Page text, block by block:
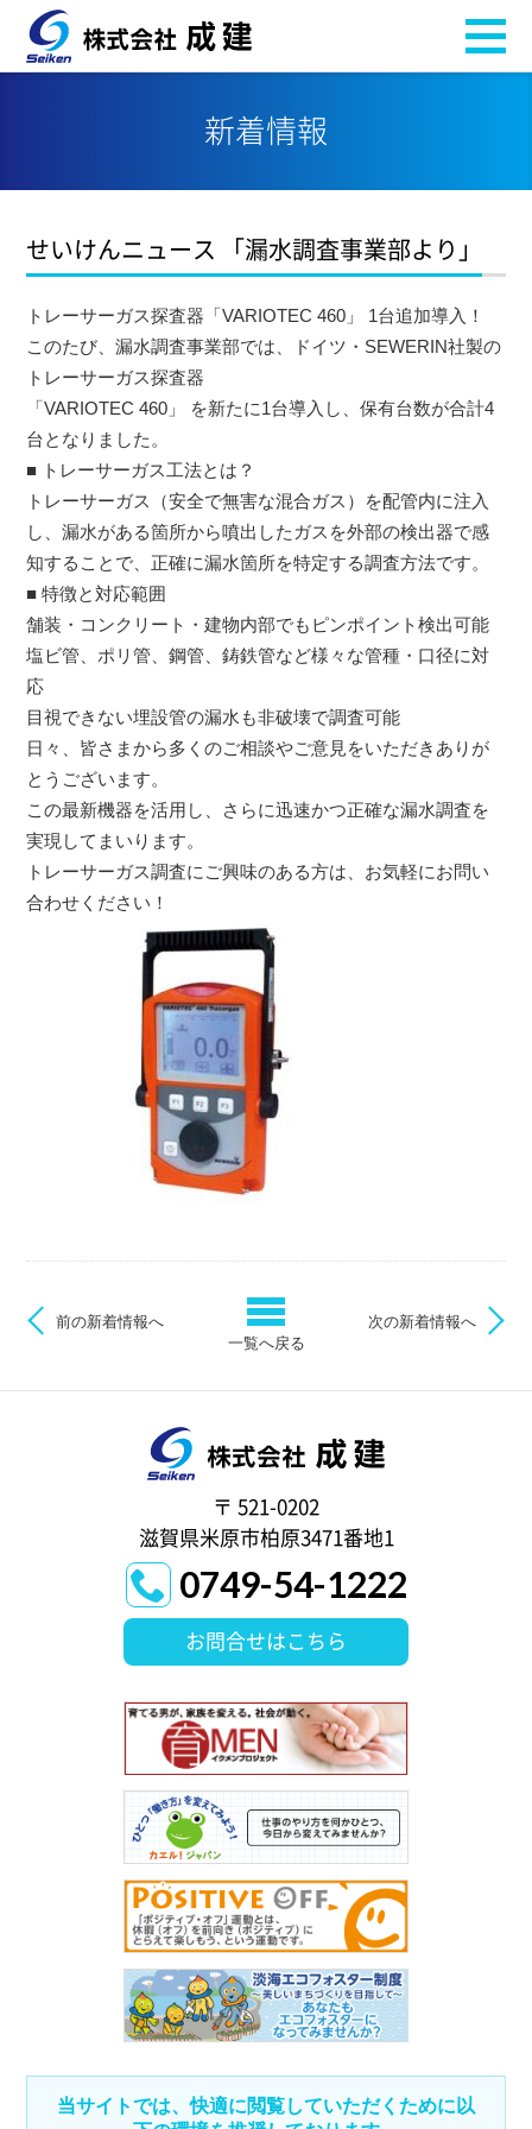
新着情報
せいけんニュース 「漏水調査事業部より」
トレーサーガス探査器「VARIOTEC 460」 1台追加導入！
このたび、漏水調査事業部では、ドイツ・SEWERIN社製の
トレーサーガス探査器
「VARIOTEC 460」 を新たに1台導入し、保有台数が合計4
台となりました。
■ トレーサーガス工法とは？
トレーサーガス（安全で無害な混合ガス）を配管内に注入
し、漏水がある箇所から噴出したガスを外部の検出器で感
知することで、正確に漏水箇所を特定する調査方法です。
■ 特徴と対応範囲
舗装・コンクリート・建物内部でもピンポイント検出可能
塩ビ管、ポリ管、鋼管、鋳鉄管など様々な管種・口径に対
応
目視できない埋設管の漏水も非破壊で調査可能
日々、皆さまから多くのご相談やご意見をいただきありが
とうございます。
この最新機器を活用し、さらに迅速かつ正確な漏水調査を
実現してまいります。
トレーサーガス調査にご興味のある方は、お気軽にお問い
合わせください！
前の新着情報へ
次の新着情報へ
一覧へ戻る
〒 521-0202
滋賀県米原市柏原3471番地1
0749-54-1222
お問合せはこちら
当サイトでは、快適に閲覧していただくために以